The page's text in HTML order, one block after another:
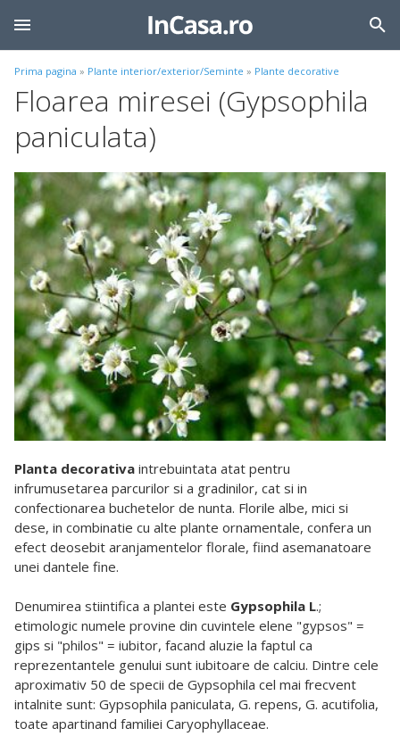
Prima pagina » Plante interior/exterior/Seminte » Plante decorative
Floarea miresei (Gypsophila
paniculata)
Planta decorativa intrebuintata atat pentru
infrumusetarea parcurilor si a gradinilor, cat si in
confectionarea buchetelor de nunta. Florile albe, mici si
dese, in combinatie cu alte plante ornamentale, confera un
efect deosebit aranjamentelor florale, fiind asemanatoare
unei dantele fine.
Denumirea stiintifica a plantei este Gypsophila L.;
etimologic numele provine din cuvintele elene "gypsos" =
gips si "philos" = iubitor, facand aluzie la faptul ca
reprezentantele genului sunt iubitoare de calciu. Dintre cele
aproximativ 50 de specii de Gypsophila cel mai frecvent
intalnite sunt: Gypsophila paniculata, G. repens, G. acutifolia,
toate apartinand familiei Caryophyllaceae.